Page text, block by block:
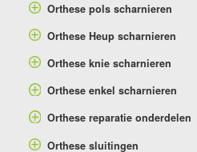
Orthese pols scharnieren
Orthese Heup scharnieren
Orthese knie scharnieren
Orthese enkel scharnieren
Orthese reparatie onderdelen
Orthese sluitingen